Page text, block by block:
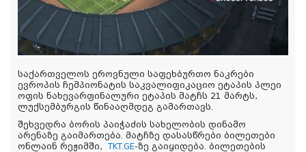
საქართველოს ეროვნული საფეხბურთო ნაკრები
ევროპის ჩემპიონატის საკვალიფიკაციო ეტაპის პლეი
ოფის ნახევარფინალური ეტაპის მატჩს 21 მარტს,
ლუქსემბურგის წინააღმდეგ გამართავს.
შეხვედრა ბორის პაიჭაძის სახელობის დინამო
არენაზე გაიმართება. მატჩზე დასასწრები ბილეთები
ონლაინ რეჟიმში, TKT.GE-ზე გაიყიდება. ბილეთების